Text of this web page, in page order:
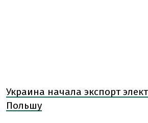
Украина начала экспорт
Польшу